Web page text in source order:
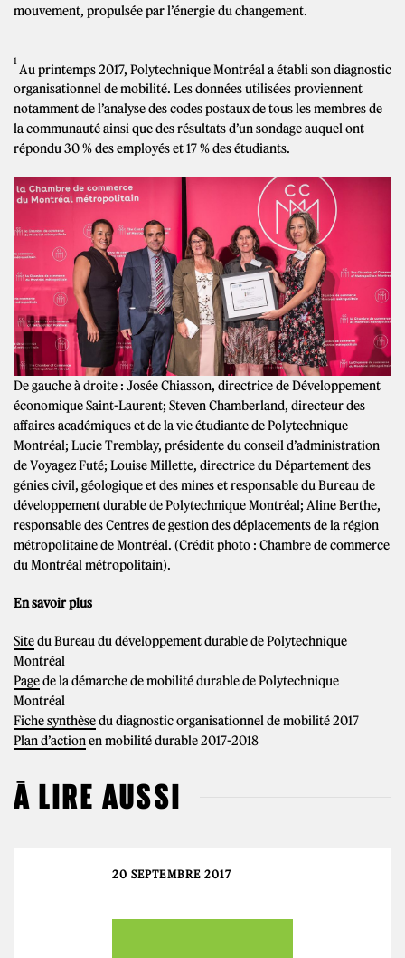
mouvement, propulsée par l’énergie du changement.
1
Au printemps 2017, Polytechnique Montréal a établi son diagnostic
organisationnel de mobilité. Les données utilisées proviennent
notamment de l’analyse des codes postaux de tous les membres de
la communauté ainsi que des résultats d’un sondage auquel ont
répondu 30 % des employés et 17 % des étudiants.
De gauche à droite : Josée Chiasson, directrice de Développement
économique Saint-Laurent; Steven Chamberland, directeur des
affaires académiques et de la vie étudiante de Polytechnique
Montréal; Lucie Tremblay, présidente du conseil d’administration
de Voyagez Futé; Louise Millette, directrice du Département des
génies civil, géologique et des mines et responsable du Bureau de
développement durable de Polytechnique Montréal; Aline Berthe,
responsable des Centres de gestion des déplacements de la région
métropolitaine de Montréal. (Crédit photo : Chambre de commerce
du Montréal métropolitain).
En savoir plus
Sitedu Bureau du développement durable de Polytechnique
Montréal
Pagede la démarche de mobilité durable de Polytechnique
Montréal
Fiche synthèsedu diagnostic organisationnel de mobilité 2017
Plan d’actionen mobilité durable 2017-2018
À LIRE AUSSI
20 SEPTEMBRE 2017